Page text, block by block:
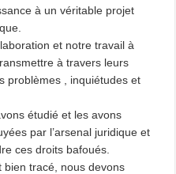
à un véritable projet
et notre travail à
à travers leurs
problèmes , inquiétudes et
étudié et les avons
par l’arsenal juridique et
ces droits bafoués.
bien tracé, nous devons